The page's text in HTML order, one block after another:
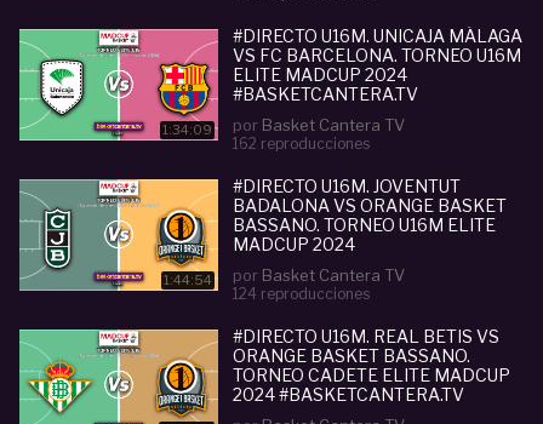
1:34:09
#DIRECTO U16M. UNICAJA MÁLAGA
VS FC BARCELONA. TORNEO U16M
ELITE MADCUP 2024
#BASKETCANTERA.TV
por Basket Cantera TV
162 reproducciones
1:44:54
#DIRECTO U16M. JOVENTUT
BADALONA VS ORANGE BASKET
BASSANO. TORNEO U16M ELITE
MADCUP 2024
por Basket Cantera TV
124 reproducciones
#DIRECTO U16M. REAL BETIS VS
ORANGE BASKET BASSANO.
TORNEO CADETE ELITE MADCUP
2024 #BASKETCANTERA.TV